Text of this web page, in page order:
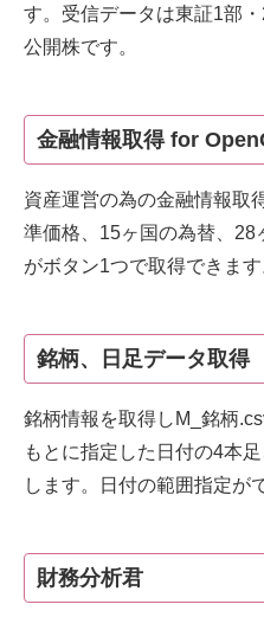
す。受信データは東証1部
公開株です。
金融情報取得 for
資産運営の為の金融情報取
準価格、15ヶ国の為替、28
がボタン1つで取得できます
銘柄、日足データ取得
銘柄情報を取得しM_銘柄
もとに指定した日付の4本
します。日付の範囲指定が
財務分析君